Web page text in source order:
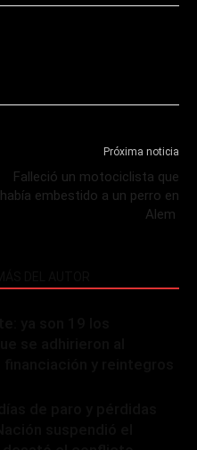
Próxima noticia
Falleció un motociclista que
había embestido a un perro en
Alem